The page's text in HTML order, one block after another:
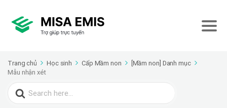
Trang chủ Học sinh Cấp Mầm non
[Mầm non] Danh mục
Mẫu nhận xét
Search
for: